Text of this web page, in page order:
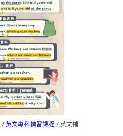
/英文專科補習課程 / 英文補